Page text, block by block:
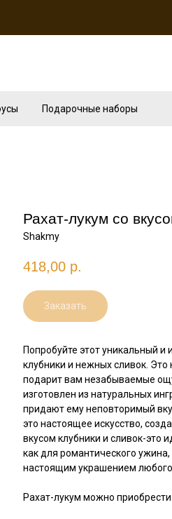
Подарочные наборы
Рахат-лукум со
Shakmy
418,00 р.
Заказать
Попробуйте этот уникальный
клубники и нежных сливок.
подарит вам незабываемые
изготовлен из натуральных
придают ему неповторимый
это настоящее искусство,
вкусом клубники и сливок-это
как для романтического
настоящим украшением
Рахат-лукум можно